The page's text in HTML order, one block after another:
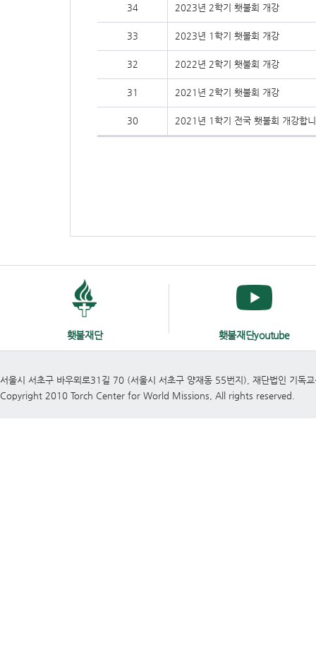
34 2023년 2학기 횃불회 개강
33 2023년 1학기 횃불회 개강
32 2022년 2학기 횃불회 개강
31 2021년 2학기 횃불회 개강
30 2021년 1학기 전국 횃불회 개강합
횃불재단 횃불재단youtube
서울시 서초구 바우뫼로31길 70 (서울시 서초구 양재동 55번지), 재단법인
Copyright 2010 Torch Center for World Missions, All rights reserved.